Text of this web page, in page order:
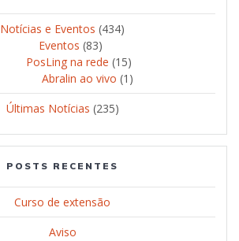
Notícias e Eventos (434)
Eventos (83)
PosLing na rede (15)
Abralin ao vivo (1)
Últimas Notícias (235)
POSTS RECENTES
Curso de extensão
Aviso